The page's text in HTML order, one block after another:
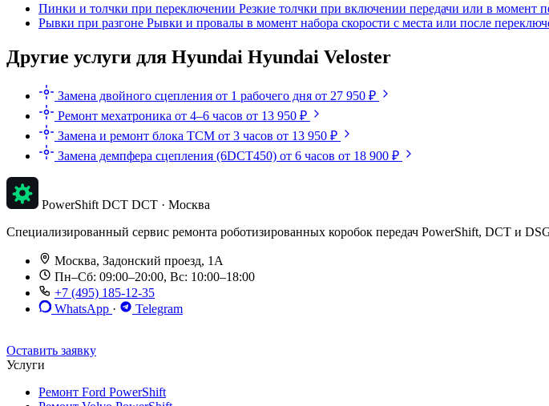
Пинки и толчки при переключении Резкие толчки при включении передачи или в момент
Рывки при разгоне Рывки и провалы в момент набора скорости с места или после
Другие услуги для Hyundai Hyundai Veloster
Замена двойного сцепления от 1 рабочего дня от 27 950 ₽
Ремонт мехатроника от 4–6 часов от 13 950 ₽
Замена и ремонт блока TCM от 3 часов от 13 950 ₽
Замена демпфера сцепления (6DCT450) от 6 часов от 18 900 ₽
PowerShift DCT DCT · Москва
Специализированный сервис ремонта роботизированных коробок передач PowerShift, DCT и
Москва, Задонский проезд, 1А
Пн–Сб: 09:00–20:00, Вс: 10:00–18:00
+7 (495) 185-12-35
WhatsApp ·
Telegram
Оставить заявку
Услуги
Ремонт Ford PowerShift